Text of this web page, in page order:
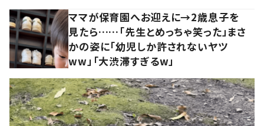
ママが保育園へお迎えに→2歳息子を
見たら……「先生とめっちゃ笑った」まさ
かの姿に「幼児しか許されないヤツ
ww」「大渋滞すぎるw」